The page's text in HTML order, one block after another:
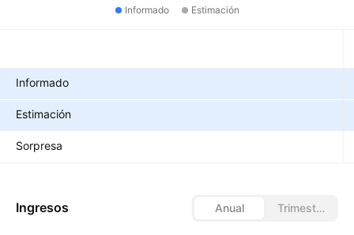
Informado Estimación
Informado
Estimación
Sorpresa
Ingresos Anual Trimestral